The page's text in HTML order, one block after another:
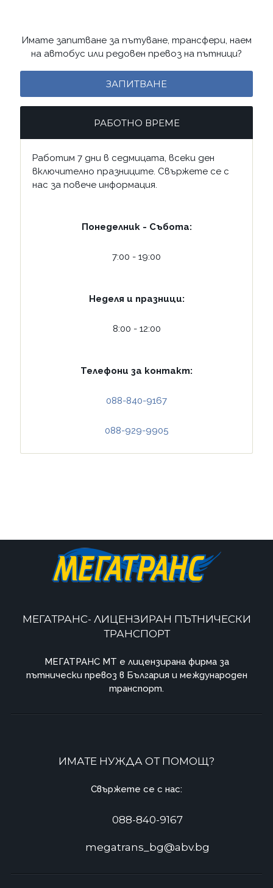
Имате запитване за пътуване, трансфери, наем
на автобус или редовен превоз на пътници?
ЗАПИТВАНЕ
РАБОТНО ВРЕМЕ
Работим 7 дни в седмицата, всеки ден
включително празниците. Свържете се с
нас за повече информация.
Понеделник - Събота:
7:00 - 19:00
Неделя и празници:
8:00 - 12:00
Телефони за контакт:
088-840-9167
088-929-9905
МЕГАТРАНС- ЛИЦЕНЗИРАН ПЪТНИЧЕСКИ
ТРАНСПОРТ
МЕГАТРАНС MT e лицензирана фирма за
пътнически превоз в България и международен
транспорт.
ИМАТЕ НУЖДА ОТ ПОМОЩ?
Свържете се с нас:
088-840-9167
megatrans_bg@abv.bg